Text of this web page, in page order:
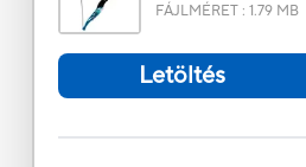
FÁJLMÉRET: 1.79 MB
Letöltés